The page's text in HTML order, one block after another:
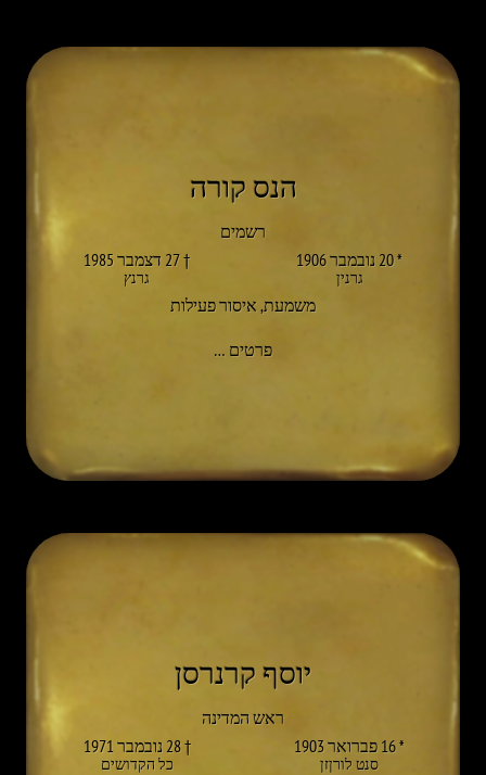
הנס קורה
רשמים
* 20 נובמבר 1906
גרנין
† 27 דצמבר 1985
גרנץ
משמעת,איסור פעילות
פרטים …
יוסף קרנרסן
ראש המדינה
* 16 פברואר 1903
סנט לורןזן
† 28 נובמבר 1971
כל הקדושים